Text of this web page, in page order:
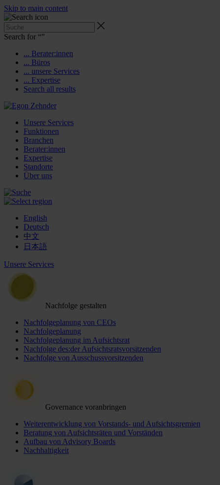
Skip to main content
Search for “”
... Berater:innen
... Büros
... unsere Services
... Expertise
Search all results
Unsere Services
Funktionen
Branchen
Berater:innen
Expertise
Standorte
Über uns
English
Deutsch
中文
日本語
Unsere Services
Nachfolge gestalten
Nachfolgeplanung von CEOs
Nachfolgeplanung
Nachfolgeplanung im Aufsichtsrat
Nachfolge des:der Aufsichtsratsvorsitzenden
Nachfolge von Ausschussvorsitzenden
Governance voranbringen
Weiterentwicklung von Vorstands- und Aufsichtsgremien
Beratung von Aufsichtsräten und Vorständen
Aufbau von Advisory Boards
Nachhaltigkeit